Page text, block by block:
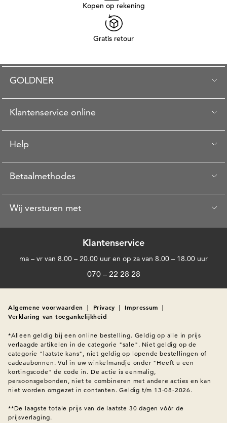
Kopen op rekening
Gratis retour
GOLDNER
Klantenservice online
Help
Betaalmethodes
Wij versturen met
Klantenservice
ma – vr van 8.00 – 20.00 uur en op za van 8.00 – 18.00 uur
070 – 22 28 28
Algemene voorwaarden | Privacy | Impressum |
Verklaring van toegankelijkheid
*Alleen geldig bij een online bestelling. Geldig op alle in prijs
verlaagde artikelen in de categorie "sale". Niet geldig op de
categorie "laatste kans", niet geldig op lopende bestellingen of
cadeaubonnen. Vul in uw winkelmandje onder "Heeft u een
kortingscode" de code in. De actie is eenmalig,
persoonsgebonden, niet te combineren met andere acties en kan
niet worden omgezet in contanten. Geldig t/m 13-08-2026.
**De laagste totale prijs van de laatste 30 dagen vóór de
prijsverlaging.